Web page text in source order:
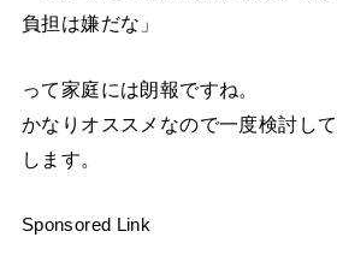
負担は嫌だな」
って家庭には朗報ですね。
かなりオススメなので一度検討し
します。
Sponsored Link